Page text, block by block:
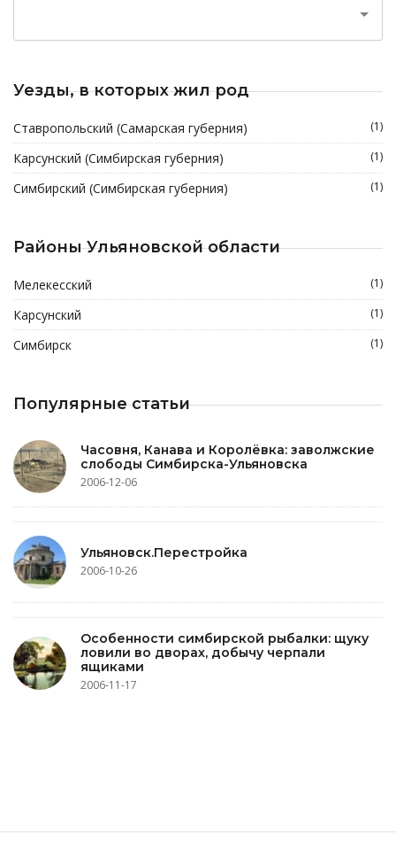
Уезды, в которых жил род
Ставропольский (Самарская губерния) (1)
Карсунский (Симбирская губерния) (1)
Симбирский (Симбирская губерния) (1)
Районы Ульяновской области
Мелекесский (1)
Карсунский (1)
Симбирск (1)
Популярные статьи
Часовня, Канава и Королёвка: заволжские
слободы Симбирска-Ульяновска
2006-12-06
Ульяновск.Перестройка
2006-10-26
Особенности симбирской рыбалки: щуку
ловили во дворах, добычу черпали
ящиками
2006-11-17